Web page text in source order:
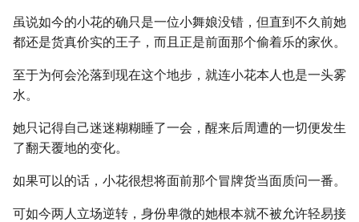
虽说如今的小花的确只是一位小舞娘没错，但直到不久前她
都还是货真价实的王子，而且正是前面那个偷着乐的家伙。
至于为何会沦落到现在这个地步，就连小花本人也是一头雾
水。
她只记得自己迷迷糊糊睡了一会，醒来后周遭的一切便发生
了翻天覆地的变化。
如果可以的话，小花很想将面前那个冒牌货当面质问一番。
可如今两人立场逆转，身份卑微的她根本就不被允许轻易接